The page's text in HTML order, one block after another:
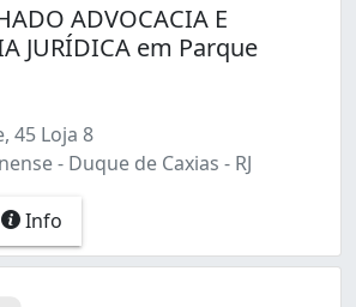
ADVOCACIA E
JURÍDICA em Parque
45 Loja 8
- Duque de Caxias - RJ
Info